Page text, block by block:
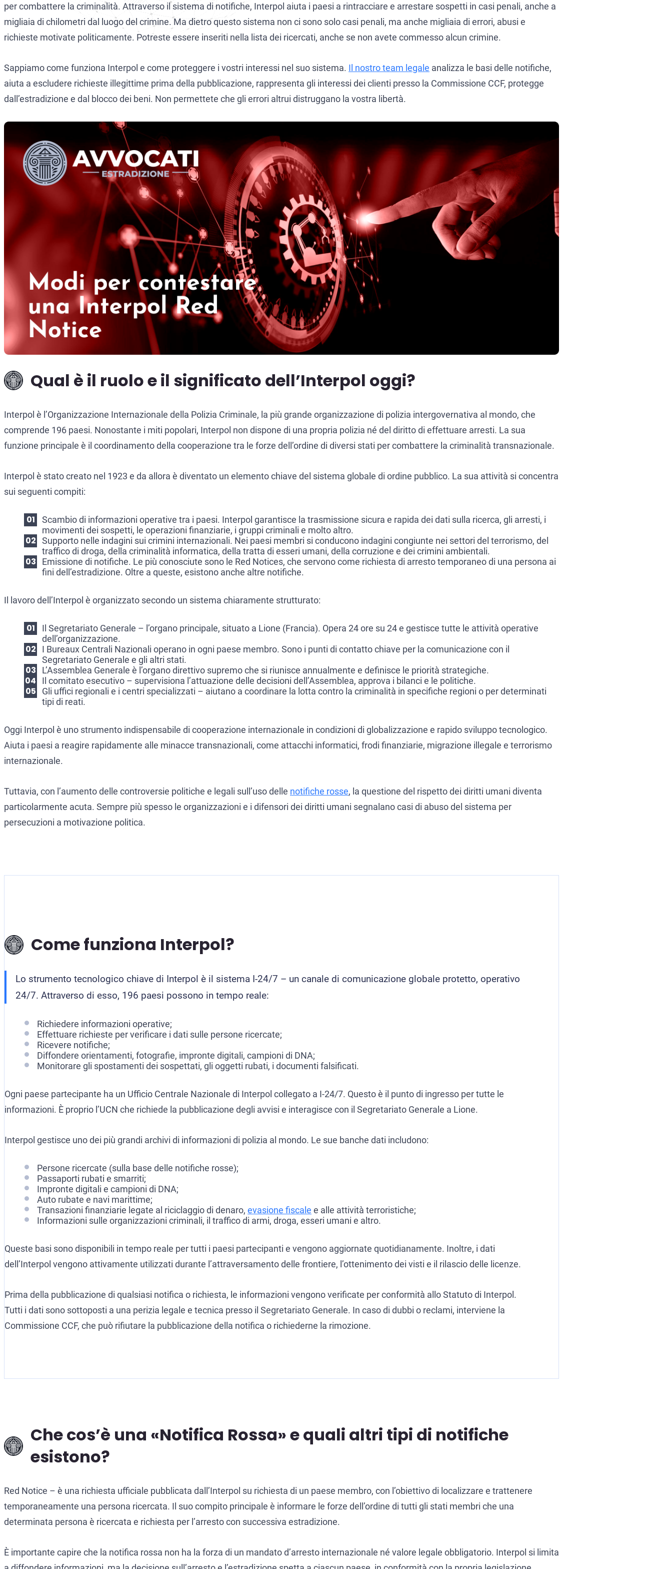
CCF (Commission for the Control of INTERPOL)
Diffusione Interpol
Estradizione e Difesa Penale Internazionale tra Italia e Stati Uniti
Estradizione dall’Italia alla Russia
Estradizione tra Argentina e Italia
Estradizione tra Italia e Spagna
Mandato d’arresto internazionale
Avvocati per crimini dei colletti bianchi
Prevenzione del riciclaggio di denaro
World-Check
Aziende e manager
per combattere la criminalità. Attraverso il sistema di notifiche, Interpol aiuta i paesi a rintracciare e arrestare sospetti in casi penali, anche a
migliaia di chilometri dal luogo del crimine. Ma dietro questo sistema non ci sono solo casi penali, ma anche migliaia di errori, abusi e
richieste motivate politicamente. Potreste essere inseriti nella lista dei ricercati, anche se non avete commesso alcun crimine.
Sappiamo come funziona Interpol e come proteggere i vostri interessi nel suo sistema. Il nostro team legale analizza le basi delle notifiche,
aiuta a escludere richieste illegittime prima della pubblicazione, rappresenta gli interessi dei clienti presso la Commissione CCF, protegge
dall’estradizione e dal blocco dei beni. Non permettete che gli errori altrui distruggano la vostra libertà.
Qual è il ruolo e il significato dell’Interpol oggi?
Interpol è l’Organizzazione Internazionale della Polizia Criminale, la più grande organizzazione di polizia intergovernativa al mondo, che
comprende 196 paesi. Nonostante i miti popolari, Interpol non dispone di una propria polizia né del diritto di effettuare arresti. La sua
funzione principale è il coordinamento della cooperazione tra le forze dell’ordine di diversi stati per combattere la criminalità transnazionale.
Interpol è stato creato nel 1923 e da allora è diventato un elemento chiave del sistema globale di ordine pubblico. La sua attività si concentra
sui seguenti compiti:
Scambio di informazioni operative tra i paesi. Interpol garantisce la trasmissione sicura e rapida dei dati sulla ricerca, gli arresti, i
movimenti dei sospetti, le operazioni finanziarie, i gruppi criminali e molto altro.
Supporto nelle indagini sui crimini internazionali. Nei paesi membri si conducono indagini congiunte nei settori del terrorismo, del
traffico di droga, della criminalità informatica, della tratta di esseri umani, della corruzione e dei crimini ambientali.
Emissione di notifiche. Le più conosciute sono le Red Notices, che servono come richiesta di arresto temporaneo di una persona ai
fini dell’estradizione. Oltre a queste, esistono anche altre notifiche.
Il lavoro dell’Interpol è organizzato secondo un sistema chiaramente strutturato:
Il Segretariato Generale – l’organo principale, situato a Lione (Francia). Opera 24 ore su 24 e gestisce tutte le attività operative
dell’organizzazione.
I Bureaux Centrali Nazionali operano in ogni paese membro. Sono i punti di contatto chiave per la comunicazione con il
Segretariato Generale e gli altri stati.
L’Assemblea Generale è l’organo direttivo supremo che si riunisce annualmente e definisce le priorità strategiche.
Il comitato esecutivo – supervisiona l’attuazione delle decisioni dell’Assemblea, approva i bilanci e le politiche.
Gli uffici regionali e i centri specializzati – aiutano a coordinare la lotta contro la criminalità in specifiche regioni o per determinati
tipi di reati.
Oggi Interpol è uno strumento indispensabile di cooperazione internazionale in condizioni di globalizzazione e rapido sviluppo tecnologico.
Aiuta i paesi a reagire rapidamente alle minacce transnazionali, come attacchi informatici, frodi finanziarie, migrazione illegale e terrorismo
internazionale.
Tuttavia, con l’aumento delle controversie politiche e legali sull’uso delle notifiche rosse, la questione del rispetto dei diritti umani diventa
particolarmente acuta. Sempre più spesso le organizzazioni e i difensori dei diritti umani segnalano casi di abuso del sistema per
persecuzioni a motivazione politica.
Come funziona Interpol?
Lo strumento tecnologico chiave di Interpol è il sistema I-24/7 – un canale di comunicazione globale protetto, operativo
24/7. Attraverso di esso, 196 paesi possono in tempo reale:
Richiedere informazioni operative;
Effettuare richieste per verificare i dati sulle persone ricercate;
Ricevere notifiche;
Diffondere orientamenti, fotografie, impronte digitali, campioni di DNA;
Monitorare gli spostamenti dei sospettati, gli oggetti rubati, i documenti falsificati.
Ogni paese partecipante ha un Ufficio Centrale Nazionale di Interpol collegato a I-24/7. Questo è il punto di ingresso per tutte le
informazioni. È proprio l’UCN che richiede la pubblicazione degli avvisi e interagisce con il Segretariato Generale a Lione.
Interpol gestisce uno dei più grandi archivi di informazioni di polizia al mondo. Le sue banche dati includono:
Persone ricercate (sulla base delle notifiche rosse);
Passaporti rubati e smarriti;
Impronte digitali e campioni di DNA;
Auto rubate e navi marittime;
Transazioni finanziarie legate al riciclaggio di denaro, evasione fiscale e alle attività terroristiche;
Informazioni sulle organizzazioni criminali, il traffico di armi, droga, esseri umani e altro.
Queste basi sono disponibili in tempo reale per tutti i paesi partecipanti e vengono aggiornate quotidianamente. Inoltre, i dati
dell’Interpol vengono attivamente utilizzati durante l’attraversamento delle frontiere, l’ottenimento dei visti e il rilascio delle licenze.
Prima della pubblicazione di qualsiasi notifica o richiesta, le informazioni vengono verificate per conformità allo Statuto di Interpol.
Tutti i dati sono sottoposti a una perizia legale e tecnica presso il Segretariato Generale. In caso di dubbi o reclami, interviene la
Commissione CCF, che può rifiutare la pubblicazione della notifica o richiederne la rimozione.
Che cos’è una «Notifica Rossa» e quali altri tipi di notifiche
esistono?
Red Notice – è una richiesta ufficiale pubblicata dall’Interpol su richiesta di un paese membro, con l’obiettivo di localizzare e trattenere
temporaneamente una persona ricercata. Il suo compito principale è informare le forze dell’ordine di tutti gli stati membri che una
determinata persona è ricercata e richiesta per l’arresto con successiva estradizione.
È importante capire che la notifica rossa non ha la forza di un mandato d’arresto internazionale né valore legale obbligatorio. Interpol si limita